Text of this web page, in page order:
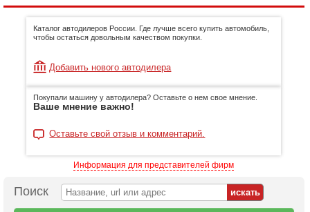
Каталог автодилеров России. Где лучше всего купить автомобиль,
чтобы остаться довольным качеством покупки.
Добавить нового автодилера
Покупали машину у автодилера? Оставьте о нем свое мнение.
Ваше мнение важно!
Оставьте свой отзыв и комментарий.
Информация для представителей фирм
Поиск